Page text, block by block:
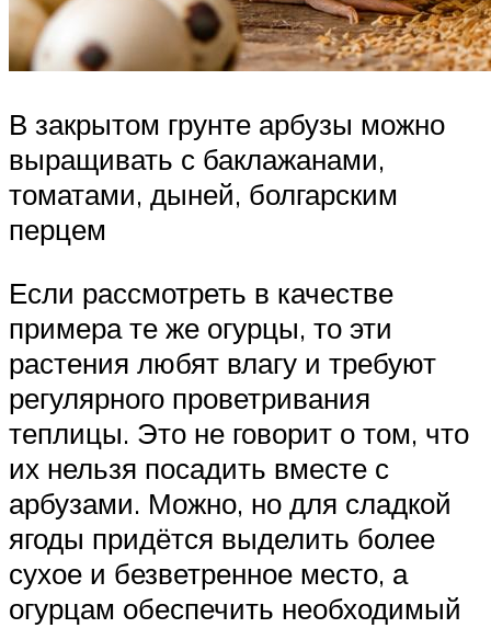
В закрытом грунте арбузы можно
выращивать с баклажанами,
томатами, дыней, болгарским
перцем
Если рассмотреть в качестве
примера те же огурцы, то эти
растения любят влагу и требуют
регулярного проветривания
теплицы. Это не говорит о том, что
их нельзя посадить вместе с
арбузами. Можно, но для сладкой
ягоды придётся выделить более
сухое и безветренное место, а
огурцам обеспечить необходимый